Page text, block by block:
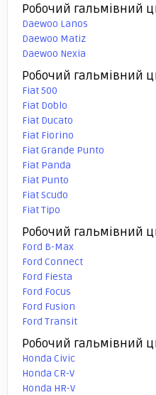
Робочий гальмівний
Daewoo Lanos
Daewoo Matiz
Daewoo Nexia
Робочий гальмівний
Fiat 500
Fiat Doblo
Fiat Ducato
Fiat Fiorino
Fiat Grande Punto
Fiat Panda
Fiat Punto
Fiat Scudo
Fiat Tipo
Робочий гальмівний
Ford B-Max
Ford Connect
Ford Fiesta
Ford Focus
Ford Fusion
Ford Transit
Робочий гальмівний
Honda Civic
Honda CR-V
Honda HR-V